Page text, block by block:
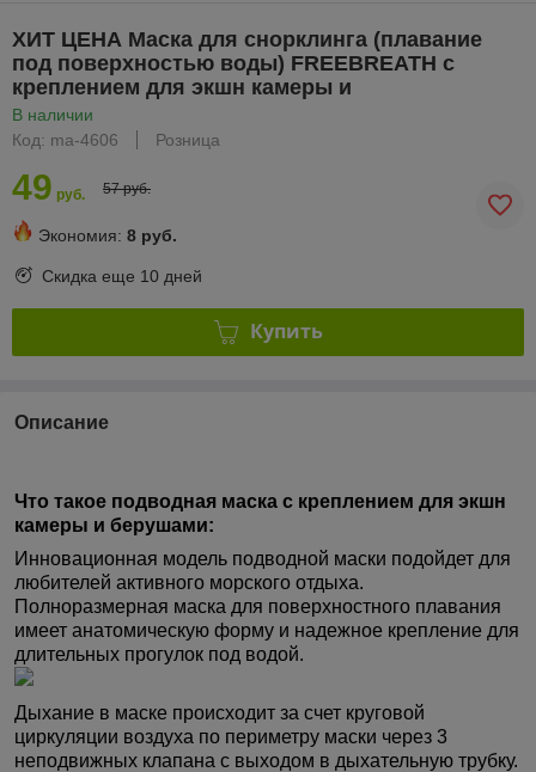
ХИТ ЦЕНА Маска для снорклинга (плавание
под поверхностью воды) FREEBREATH с
креплением для экшн камеры и
В наличии
Код: ma-4606
Розница
49 руб. 57 руб.
Экономия: 8 руб.
Скидка еще 10 дней
Купить
Описание
Что такое подводная маска с креплением для экшн
камеры и берушами:
Инновационная модель подводной маски подойдет для
любителей активного морского отдыха.
Полноразмерная маска для поверхностного плавания
имеет анатомическую форму и надежное крепление для
длительных прогулок под водой.
Дыхание в маске происходит за счет круговой
циркуляции воздуха по периметру маски через 3
неподвижных клапана с выходом в дыхательную трубку.